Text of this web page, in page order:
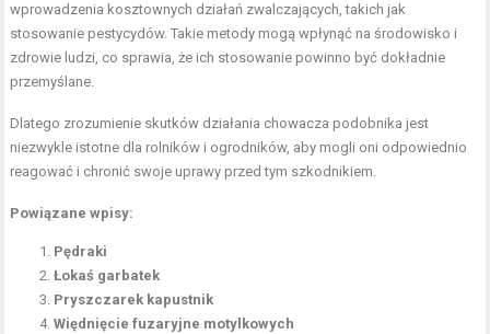
wprowadzenia kosztownych działań zwalczających, takich jak
stosowanie pestycydów. Takie metody mogą wpłynąć na środowisko i
zdrowie ludzi, co sprawia, że ich stosowanie powinno być dokładnie
przemyślane.
Dlatego zrozumienie skutków działania chowacza podobnika jest
niezwykle istotne dla rolników i ogrodników, aby mogli oni odpowiednio
reagować i chronić swoje uprawy przed tym szkodnikiem.
Powiązane wpisy:
Pędraki
Łokaś garbatek
Pryszczarek kapustnik
Więdnięcie fuzaryjne motylkowych